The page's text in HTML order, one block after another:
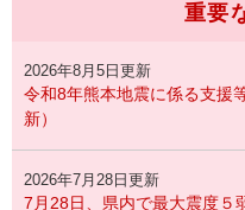
重要
2026年8月5日更新
令和8年熊本地震に係る支援
新）
2026年7月28日更新
7月28日、県内で最大震度５